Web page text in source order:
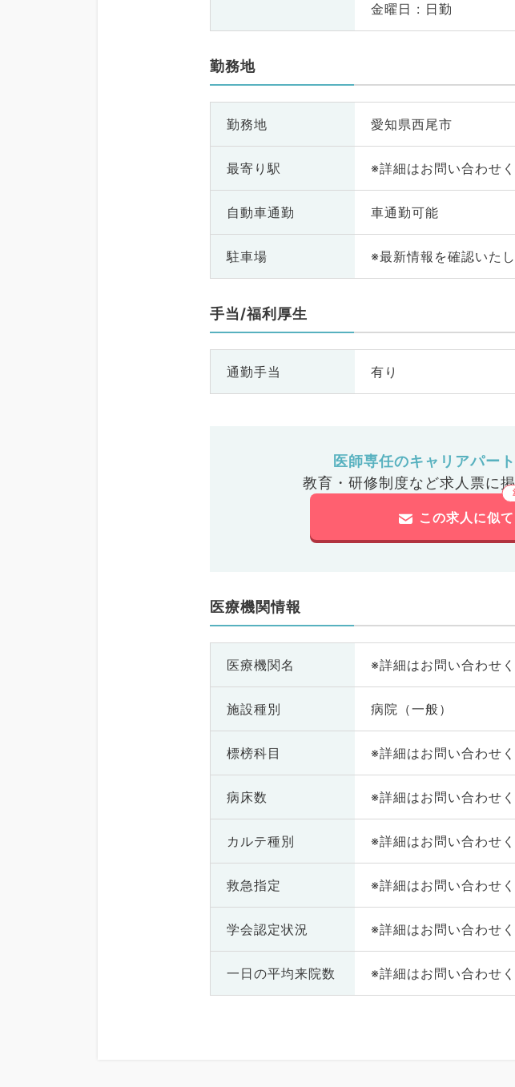
金曜日 : 日勤
勤務地
勤務地 愛知県西尾市
最寄り駅 ※詳細はお問い合わせ
自動車通勤 車通勤可能
駐車場 ※最新情報を確認いた
手当/福利厚生
通勤手当 有り
医師専任のキャリアパー
教育・研修制度など求人票に
この求人に似
医療機関情報
医療機関名 ※詳細はお問い合わせ
施設種別 病院（一般）
標榜科目 ※詳細はお問い合わせ
病床数 ※詳細はお問い合わせ
カルテ種別 ※詳細はお問い合わせ
救急指定 ※詳細はお問い合わせ
学会認定状況 ※詳細はお問い合わせ
一日の平均来院数 ※詳細はお問い合わせ